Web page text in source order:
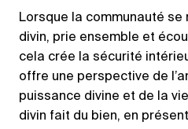
Lorsque la communauté se
divin, prie ensemble et
cela crée la sécurité
offre une perspective de
puissance divine et de la
divin fait du bien, en